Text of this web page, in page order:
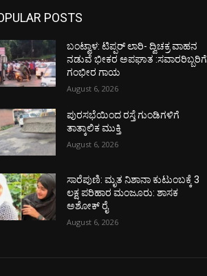
POSTS
ಬಂಟ್ವಾಳ: ಟಿಪ್ಪರ್ ಲಾರಿ- ದ್ವಿಚಕ್ರ ವಾಹನ
ನಡುವೆ ಭೀಕರ ಅಪಘಾತ :ಸವಾರರಿಬ್ಬರಿಗೆ
ಗಂಭೀರ ಗಾಯ
August 6, 2026
ಪುರಸಭೆಯಿಂದ ರಸ್ತೆ ಗುಂಡಿಗಳಿಗೆ
ತಾತ್ಕಾಲಿಕ ಮುಕ್ತಿ
August 6, 2026
ಸಾರೆಪುಣಿ: ಮೃತ ನಿಶಾನಾ ಕುಟುಂಬಕ್ಕೆ 3
ಲಕ್ಷ ಪರಿಹಾರ ಮಂಜೂರು: ಶಾಸಕ
ಅಶೋಕ್ ರೈ
August 6, 2026